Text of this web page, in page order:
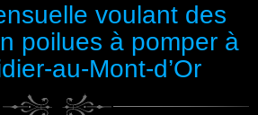
voulant des
poilues à pomper à
au-Mont-d’Or